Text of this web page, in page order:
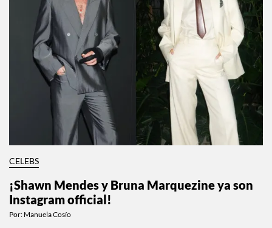
CELEBS
¡Shawn Mendes y Bruna Marquezine ya son
Instagram official!
Por: Manuela Cosío